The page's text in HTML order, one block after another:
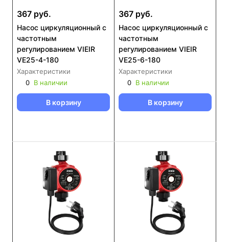
367 руб.
Насос циркуляционный с
частотным
регулированием VIEIR
VE25-4-180
Характеристики
0 В наличии
В корзину
367 руб.
Насос циркуляционный с
частотным
регулированием VIEIR
VE25-6-180
Характеристики
0 В наличии
В корзину